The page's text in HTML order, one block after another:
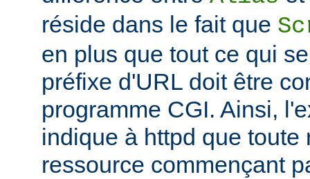
réside dans le fait que
en plus que tout ce qui
préfixe d'URL doit être
programme CGI. Ainsi,
indique à httpd que toute
ressource commençant